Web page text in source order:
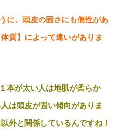
に、頭皮の固さにも個性があ
体質】によって違いがありま
本が太い人は地肌が柔らか
は頭皮が固い傾向がありま
外と関係しているんですね！